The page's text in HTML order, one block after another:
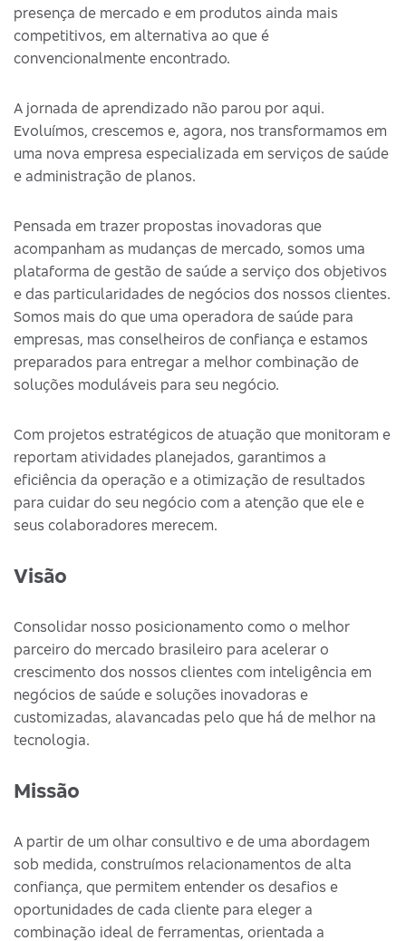
presença de mercado e em produtos ainda mais
competitivos, em alternativa ao que é
convencionalmente encontrado.
A jornada de aprendizado não parou por aqui.
Evoluímos, crescemos e, agora, nos transformamos em
uma nova empresa especializada em serviços de saúde
e administração de planos.
Pensada em trazer propostas inovadoras que
acompanham as mudanças de mercado, somos uma
plataforma de gestão de saúde a serviço dos objetivos
e das particularidades de negócios dos nossos clientes.
Somos mais do que uma operadora de saúde para
empresas, mas conselheiros de confiança e estamos
preparados para entregar a melhor combinação de
soluções moduláveis para seu negócio.
Com projetos estratégicos de atuação que monitoram e
reportam atividades planejados, garantimos a
eficiência da operação e a otimização de resultados
para cuidar do seu negócio com a atenção que ele e
seus colaboradores merecem.
Visão
Consolidar nosso posicionamento como o melhor
parceiro do mercado brasileiro para acelerar o
crescimento dos nossos clientes com inteligência em
negócios de saúde e soluções inovadoras e
customizadas, alavancadas pelo que há de melhor na
tecnologia.
Missão
A partir de um olhar consultivo e de uma abordagem
sob medida, construímos relacionamentos de alta
confiança, que permitem entender os desafios e
oportunidades de cada cliente para eleger a
combinação ideal de ferramentas, orientada a